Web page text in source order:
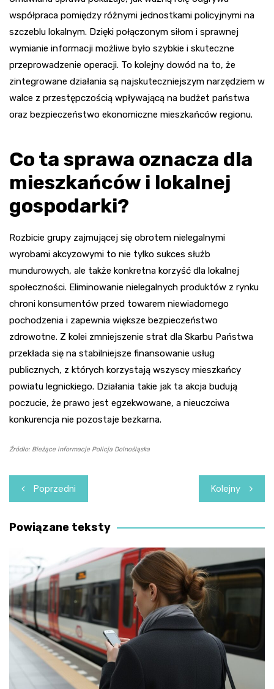
współpraca pomiędzy różnymi jednostkami policyjnymi na
szczeblu lokalnym. Dzięki połączonym siłom i sprawnej
wymianie informacji możliwe było szybkie i skuteczne
przeprowadzenie operacji. To kolejny dowód na to, że
zintegrowane działania są najskuteczniejszym narzędziem w
walce z przestępczością wpływającą na budżet państwa
oraz bezpieczeństwo ekonomiczne mieszkańców regionu.
Co ta sprawa oznacza dla
mieszkańców i lokalnej
gospodarki?
Rozbicie grupy zajmującej się obrotem nielegalnymi
wyrobami akcyzowymi to nie tylko sukces służb
mundurowych, ale także konkretna korzyść dla lokalnej
społeczności. Eliminowanie nielegalnych produktów z rynku
chroni konsumentów przed towarem niewiadomego
pochodzenia i zapewnia większe bezpieczeństwo
zdrowotne. Z kolei zmniejszenie strat dla Skarbu Państwa
przekłada się na stabilniejsze finansowanie usług
publicznych, z których korzystają wszyscy mieszkańcy
powiatu legnickiego. Działania takie jak ta akcja budują
poczucie, że prawo jest egzekwowane, a nieuczciwa
konkurencja nie pozostaje bezkarna.
Źródło: Bieżące informacje Policja Dolnośląska
Nawigacja
wpisu
Poprzedni Kolejny
Powiązane teksty